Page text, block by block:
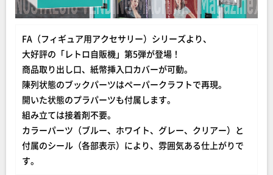
FA（フィギュア用アクセサリー）シリーズより、
大好評の「レトロ自販機」第5弾が登場！
商品取り出し口、紙幣挿入口カバーが可動。
陳列状態のブックパーツはペーパークラフトで再現。
開いた状態のプラパーツも付属します。
組み立ては接着剤不要。
カラーパーツ（ブルー、ホワイト、グレー、クリアー）と
付属のシール（各部表示）により、雰囲気ある仕上がりで
す。